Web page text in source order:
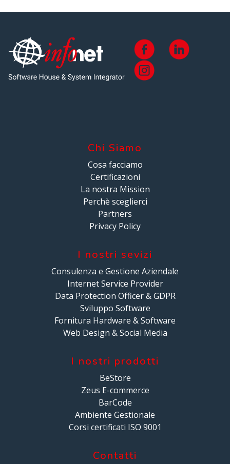
Chi Siamo
Cosa facciamo
Certificazioni
La nostra Mission
Perchè sceglierci
Partners
Privacy Policy
I nostri sevizi
Consulenza e Gestione Aziendale
Internet Service Provider
Data Protection Officer & GDPR
Sviluppo Software
Fornitura Hardware & Software
Web Design & Social Media
I nostri prodotti
BeStore
Zeus E-commerce
BarCode
Ambiente Gestionale
Corsi certificati ISO 9001
Contatti